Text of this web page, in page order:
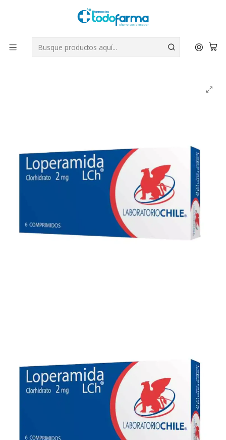
Tus compras tienen envío GRATIS por Rappi - Atención exclusiva
para Chile | WhatsApp +56
Leer más
Medicamentos Loperamida 2 mg 6 Comprimidos.